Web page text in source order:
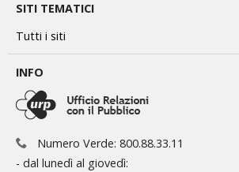
SITI TEMATICI
Tutti i siti
INFO
Numero Verde: 800.88.33.11
- dal lunedì al giovedì: